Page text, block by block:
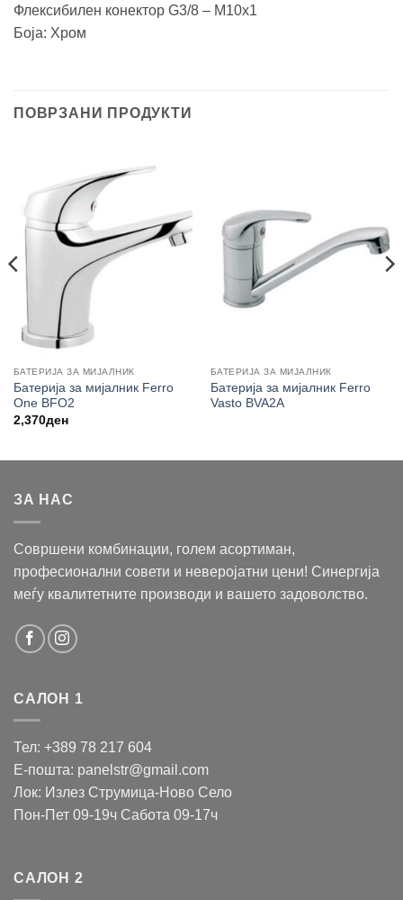
Флексибилен конектор G3/8 – M10x1
Боја: Хром
ПОВРЗАНИ ПРОДУКТИ
БАТЕРИЈА ЗА МИЈАЛНИК
Батерија за мијалник Ferro
One BFO2
2,370ден
БАТЕРИЈА ЗА МИЈАЛНИК
Батерија за мијалник Ferro
Vasto BVA2A
ЗА НАС
Совршени комбинации, голем асортиман,
професионални совети и неверојатни цени! Синергија
меѓу квалитетните производи и вашето задоволство.
САЛОН 1
Тел: +389 78 217 604
Е-пошта: panelstr@gmail.com
Лок: Излез Струмица-Ново Село
Пон-Пет 09-19ч Сабота 09-17ч
САЛОН 2